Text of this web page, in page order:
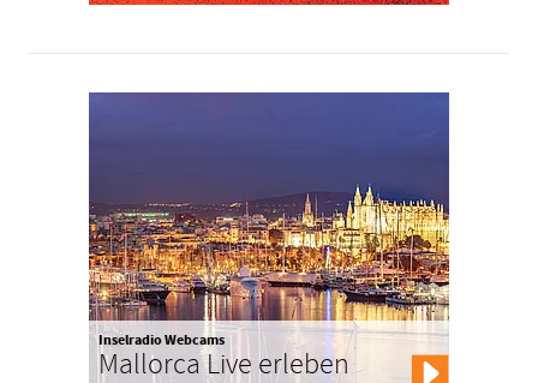
Inselradio Webcams
Mallorca Live erleben